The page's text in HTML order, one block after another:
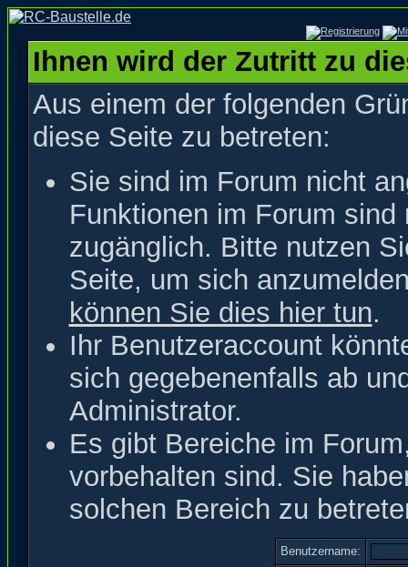
Ihnen wird der Zutritt zu
Aus einem der folgenden
diese Seite zu betreten:
Sie sind im Forum nicht
Funktionen im Forum
zugänglich. Bitte nutzen
Seite, um sich
können Sie dies hier tun.
Ihr Benutzeraccount
sich gegebenenfalls ab
Administrator.
Es gibt Bereiche im
vorbehalten sind. Sie
solchen Bereich zu
Benutzername: